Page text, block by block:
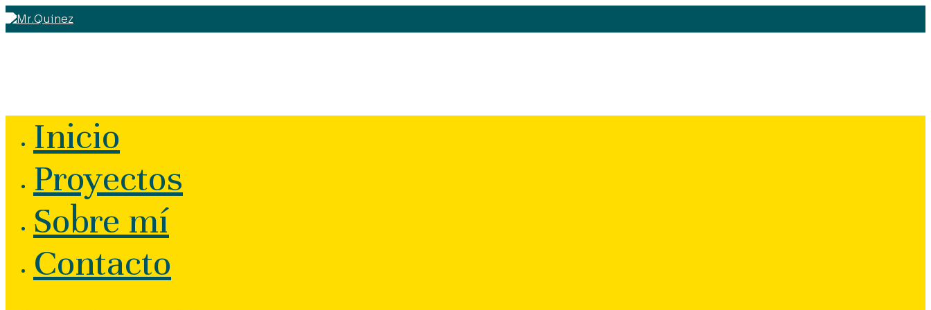
Inicio
Proyectos
Sobre mí
Contacto